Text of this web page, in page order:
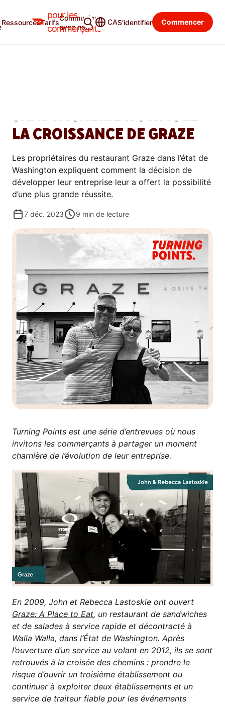
pour les
commerçants
RessourcesTarifs
Communiquer
avec nous
CAS’identifier Commencer
Blogue du commerçant Catégories
SANDWICHERIE A STIMULÉ
LA CROISSANCE DE GRAZE
Les propriétaires du restaurant Graze dans l’état de
Washington expliquent comment la décision de
développer leur entreprise leur a offert la possibilité
d’une plus grande réussite.
7 déc. 2023 9 min de lecture
Turning Points est une série d’entrevues où nous
invitons les commerçants à partager un moment
charnière de l’évolution de leur entreprise.
En 2009, John et Rebecca Lastoskie ont ouvert
Graze: A Place to Eat, un restaurant de sandwiches
et de salades à service rapide et décontracté à
Walla Walla, dans l’État de Washington. Après
l’ouverture d’un service au volant en 2012, ils se sont
retrouvés à la croisée des chemins : prendre le
risque d’ouvrir un troisième établissement ou
continuer à exploiter deux établissements et un
service de traiteur fiable pour les événements